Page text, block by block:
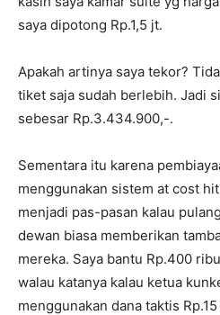
saya dipotong Rp.1,5 jt.
Apakah artinya saya tekor?
tiket saja sudah berlebih. Jadi
sebesar Rp.3.434.900,-.
Sementara itu karena
menggunakan sistem at cost
menjadi pas-pasan kalau
dewan biasa memberikan
mereka. Saya bantu Rp.400
walau katanya kalau ketua
menggunakan dana taktis